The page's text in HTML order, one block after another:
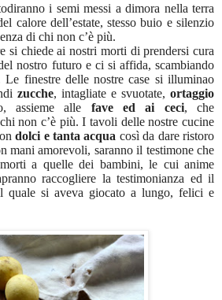
i semi messi a dimora nella terra
calore dell’estate, stesso buio e silenzio
di chi non c’è più.
si chiede ai nostri morti di prendersi cura
nostro futuro e ci si affida, scambiando
finestre delle nostre case si illuminao
zucche, intagliate e svuotate, ortaggio
assieme alle fave ed ai ceci, che
non c’è più. I tavoli delle nostre cucine
dolci e tanta acqua così da dare ristoro
mani amorevoli, saranno il testimone che
a quelle dei bambini, le cui anime
raccogliere la testimonianza ed il
quale si aveva giocato a lungo, felici e